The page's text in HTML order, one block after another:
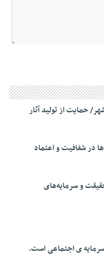
حمایت از تولید آثار
در شفافیت و اعتماد
و سرمایه‌های
ی اجتماعی است.